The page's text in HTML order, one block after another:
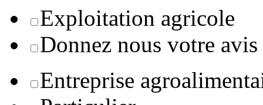
Exploitation agricole
Donnez nous votre avis
Entreprise